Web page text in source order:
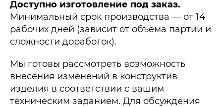
Доступно изготовление под заказ.
Минимальный срок производства — от 14
рабочих дней (зависит от объема партии и
сложности доработок).
Мы готовы рассмотреть возможность
внесения изменений в конструктив
изделия в соответствии с вашим
техническим заданием. Для обсуждения